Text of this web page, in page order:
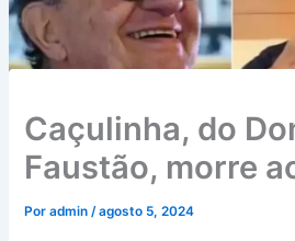
Caçulinha, do
Faustão, morre
Poradmin /agosto 5, 2024